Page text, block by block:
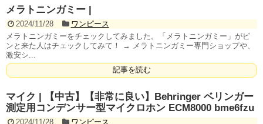
メラトニンガミー |
2024/11/28
ワンピース
メラトニンガミーをチェックしてみました。「メラトニンガミー」がピ
ンと来た人はチェックしてみて！ → メラトニンガミー専門ショップや、
激安シ...
記事を読む
マイク | 【中古】【非常に良い】Behringer ベリンガー
測定用コンデンサー型マイクロホン ECM8000 bme6fzu
2024/11/28
ワンピース